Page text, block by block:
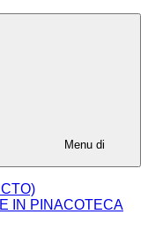
Menu di
IN PINACOTECA